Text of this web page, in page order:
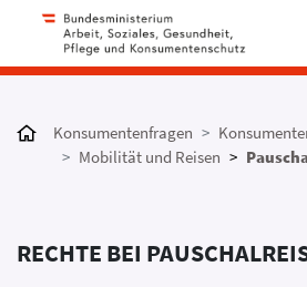
Konsumentenfragen
Mobilität und Reisen
RECHTE BEI